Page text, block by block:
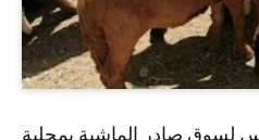
لسوق صادر الماشية بمحلية